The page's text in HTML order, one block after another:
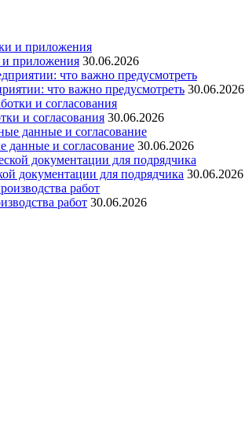
и приложения 30.06.2026
что важно предусмотреть 30.06.2026
и согласования 30.06.2026
данные и согласование 30.06.2026
документации для подрядчика 30.06.2026
работ 30.06.2026